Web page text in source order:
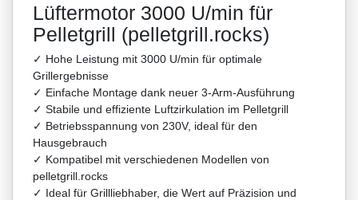
Lüftermotor 3000 U/min für
Pelletgrill (pelletgrill.rocks)
✓ Hohe Leistung mit 3000 U/min für optimale
Grillergebnisse
✓ Einfache Montage dank neuer 3-Arm-Ausführung
✓ Stabile und effiziente Luftzirkulation im Pelletgrill
✓ Betriebsspannung von 230V, ideal für den
Hausgebrauch
✓ Kompatibel mit verschiedenen Modellen von
pelletgrill.rocks
✓ Ideal für Grillliebhaber, die Wert auf Präzision und